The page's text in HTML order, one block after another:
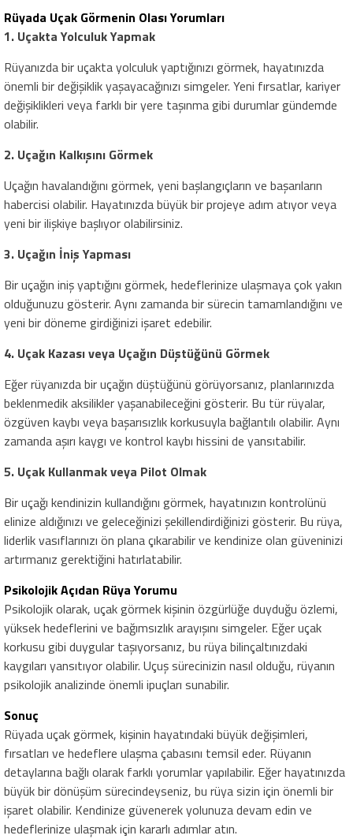
Rüyada Uçak Görmenin Olası Yorumları
1. Uçakta Yolculuk Yapmak
Rüyanızda bir uçakta yolculuk yaptığınızı görmek, hayatınızda
önemli bir değişiklik yaşayacağınızı simgeler. Yeni fırsatlar, kariyer
değişiklikleri veya farklı bir yere taşınma gibi durumlar gündemde
olabilir.
2. Uçağın Kalkışını Görmek
Uçağın havalandığını görmek, yeni başlangıçların ve başarıların
habercisi olabilir. Hayatınızda büyük bir projeye adım atıyor veya
yeni bir ilişkiye başlıyor olabilirsiniz.
3. Uçağın İniş Yapması
Bir uçağın iniş yaptığını görmek, hedeflerinize ulaşmaya çok yakın
olduğunuzu gösterir. Aynı zamanda bir sürecin tamamlandığını ve
yeni bir döneme girdiğinizi işaret edebilir.
4. Uçak Kazası veya Uçağın Düştüğünü Görmek
Eğer rüyanızda bir uçağın düştüğünü görüyorsanız, planlarınızda
beklenmedik aksilikler yaşanabileceğini gösterir. Bu tür rüyalar,
özgüven kaybı veya başarısızlık korkusuyla bağlantılı olabilir. Aynı
zamanda aşırı kaygı ve kontrol kaybı hissini de yansıtabilir.
5. Uçak Kullanmak veya Pilot Olmak
Bir uçağı kendinizin kullandığını görmek, hayatınızın kontrolünü
elinize aldığınızı ve geleceğinizi şekillendirdiğinizi gösterir. Bu rüya,
liderlik vasıflarınızı ön plana çıkarabilir ve kendinize olan güveninizi
artırmanız gerektiğini hatırlatabilir.
Psikolojik Açıdan Rüya Yorumu
Psikolojik olarak, uçak görmek kişinin özgürlüğe duyduğu özlemi,
yüksek hedeflerini ve bağımsızlık arayışını simgeler. Eğer uçak
korkusu gibi duygular taşıyorsanız, bu rüya bilinçaltınızdaki
kaygıları yansıtıyor olabilir. Uçuş sürecinizin nasıl olduğu, rüyanın
psikolojik analizinde önemli ipuçları sunabilir.
Sonuç
Rüyada uçak görmek, kişinin hayatındaki büyük değişimleri,
fırsatları ve hedeflere ulaşma çabasını temsil eder. Rüyanın
detaylarına bağlı olarak farklı yorumlar yapılabilir. Eğer hayatınızda
büyük bir dönüşüm sürecindeyseniz, bu rüya sizin için önemli bir
işaret olabilir. Kendinize güvenerek yolunuza devam edin ve
hedeflerinize ulaşmak için kararlı adımlar atın.